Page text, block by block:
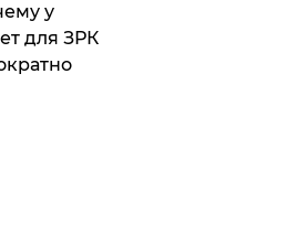
у
для ЗРК